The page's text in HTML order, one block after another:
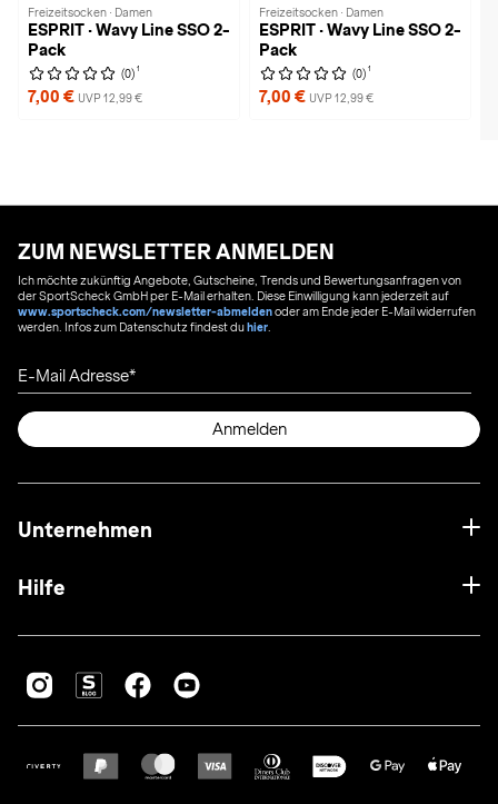
Freizeitsocken · Damen
ESPRIT · Wavy Line SSO 2-
Pack
(0) 1
7,00 € UVP 12,99 €
Freizeitsocken · Damen
ESPRIT · Wavy Line SSO 2-
Pack
(0) 1
7,00 € UVP 12,99 €
ZUM NEWSLETTER ANMELDEN
Ich möchte zukünftig Angebote, Gutscheine, Trends und Bewertungsanfragen von
der SportScheck GmbH per E-Mail erhalten. Diese Einwilligung kann jederzeit auf
www.sportscheck.com/newsletter-abmeldenoder am Ende jeder E-Mail widerrufen
werden. Infos zum Datenschutz findest duhier
E-Mail Adresse
Anmelden
Unternehmen
Hilfe